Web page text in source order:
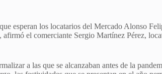
esperan los locatarios del Mercado Alonso
el comerciante Sergio Martínez Pérez,
a las que se alcanzaban antes de la